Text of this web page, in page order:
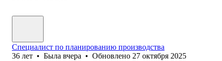
Специалист по планированию производства
36 лет • Была вчера • Обновлено 27 октября 2025